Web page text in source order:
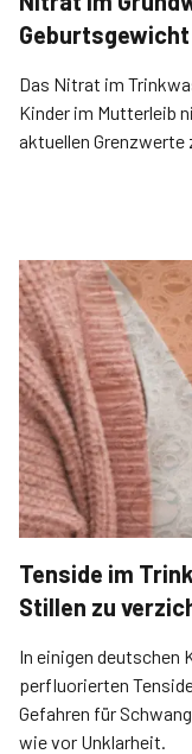
Geburtsgewicht
Das Nitrat im
Kinder im Mutterleib
aktuellen Grenzwerte
Tenside im
Stillen zu
In einigen deutschen
perfluorierten
Gefahren für
wie vor Unklarheit.